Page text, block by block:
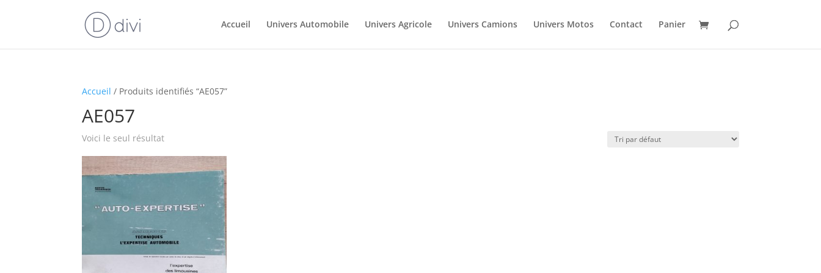
Accueil Univers Automobile Univers Agricole Univers Camions Univers Motos Contact Panier
Accueil / Produits identifiés “AE057”
AE057
Voici le seul résultat